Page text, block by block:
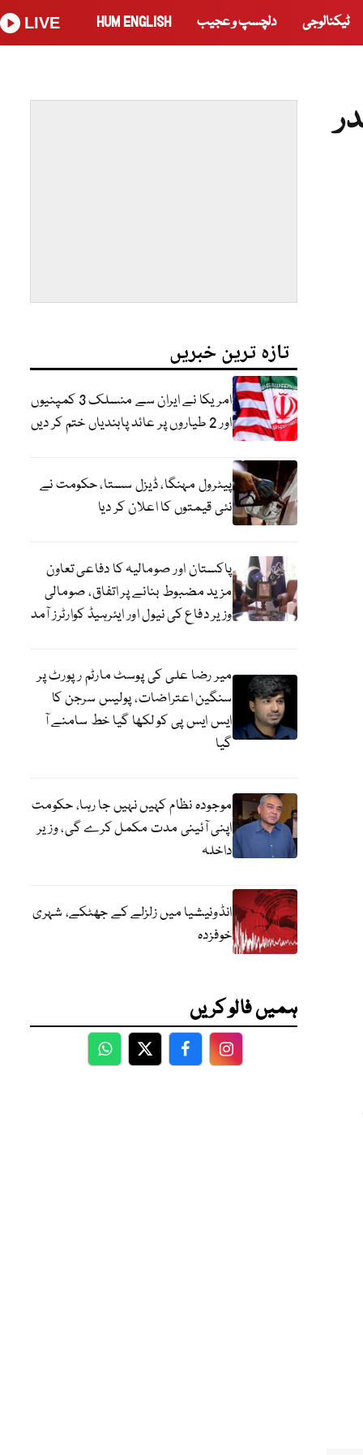
ٹیکنالوجی دلچسپ و عجیب HUM ENGLISH
LIVE
تازہ ترین خبریں
امریکا نے ایران سے منسلک 3 کمپنیوں
اور 2 طیاروں پر عائد پابندیاں ختم کر دیں
پیٹرول مہنگا، ڈیزل سستا، حکومت نے
نئی قیمتوں کا اعلان کر دیا
پاکستان اور صومالیہ کا دفاعی تعاون
مزید مضبوط بنانے پر اتفاق، صومالی
وزیر دفاع کی نیول اور ایئرہیڈ کوارٹرز آمد
میر رضا علی کی پوسٹ مارٹم رپورٹ پر
سنگین اعتراضات، پولیس سرجن کا
ایس ایس پی کو لکھا گیا خط سامنے آ
گیا
موجودہ نظام کہیں نہیں جا رہا، حکومت
اپنی آئینی مدت مکمل کرے گی، وزیر
داخلہ
انڈونیشیا میں زلزلے کے جھٹکے، شہری
خوفزدہ
ہمیں فالو کریں
WhatsApp
TwitterFacebookFacebook